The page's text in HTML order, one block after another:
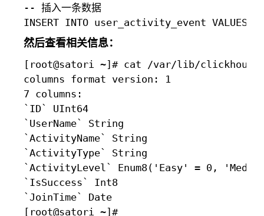
-- 插入一条数据
然后查看相关信息：
[root@satori ~]# cat /var/lib/clickhouse/
columns format version: 1
7 columns:
`ID` UInt64
`UserName` String
`ActivityName` String
`ActivityType` String
`ActivityLevel` Enum8('Easy' = 0,
`IsSuccess` Int8
`JoinTime` Date